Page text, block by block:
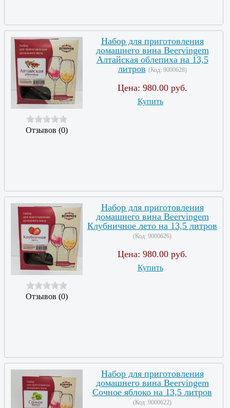
Отзывов (0)
Набор для приготовления
домашнего вина Beervingem
Алтайская облепиха на 13,5
литров (Код: 9000628)
Цена: 980.00 руб.
Купить
Отзывов (0)
Набор для приготовления
домашнего вина Beervingem
Клубничное лето на 13,5 литров
(Код: 9000626)
Цена: 980.00 руб.
Купить
Набор для приготовления
домашнего вина Beervingem
Сочное яблоко на 13,5 литров
(Код: 9000622)